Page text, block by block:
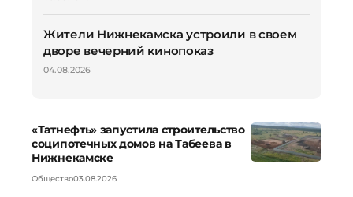
Жители Нижнекамска устроили в своем
дворе вечерний кинопоказ
04.08.2026
«Татнефть» запустила строительство
соципотечных домов на Табеева в
Нижнекамске
Общество03.08.2026